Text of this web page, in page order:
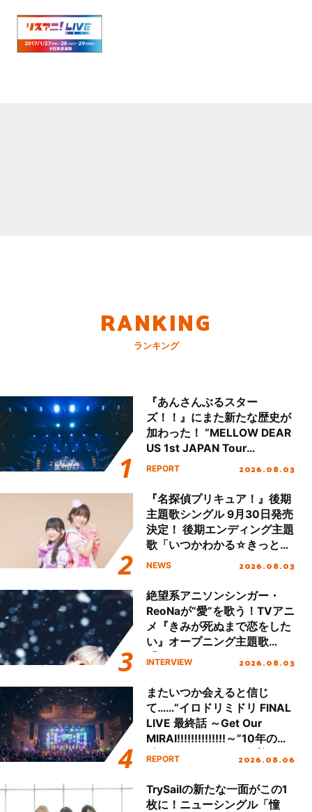
RANKING
ランキング
『あんさんぶるスター
ズ！！』にまた新たな歴史が
加わった！ “MELLOW DEAR
US 1st JAPAN Tour
Final「NICE to meet YOU
ート!!
REPORT 2026.08.03
『名探偵プリキュア！』後期
主題歌シングル 9月30日発売
決定！ 後期エンディング主題
歌「いつかわかる☆きっとあ
える」TVサイズ先行配信開
NEWS 2026.08.03
絶望系アニソンシンガー・
ReoNaが“愛”を歌う！TVアニ
メ『きみが死ぬまで恋をした
い』オープニング主題歌
「Amore」インタビュー
INTERVIEW 2026.08.03
またいつか会えると信じ
て……“イロドリミドリ FINAL
LIVE 最終話 ～Get Our
MIRAI!!!!!!!!!!!!!!～”10年の活
動を経てファイナルを迎える
REPORT 2026.08.06
TrySailの新たな一面がこの1
枚に！ニューシングル「憧